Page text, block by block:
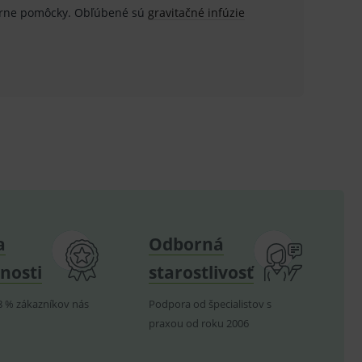
pomôcky. Obľúbené sú gravitačné infúzie
% zákazníkov nás
Odborná
starostlivosť
Podpora od špecialistov s
praxou od roku 2006
analytics.
analytics.
zobrazení
cookies a
reklamy.
předvoleb pro
webu používá